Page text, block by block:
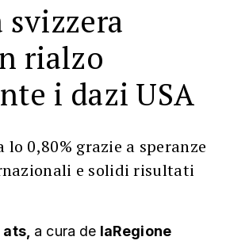
svizzera
rialzo
i dazi USA
lo 0,80% grazie a speranze
e solidi risultati
ats, a cura de laRegione